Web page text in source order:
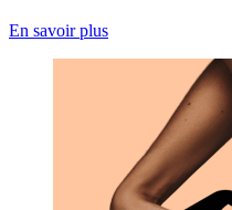
En savoir plus